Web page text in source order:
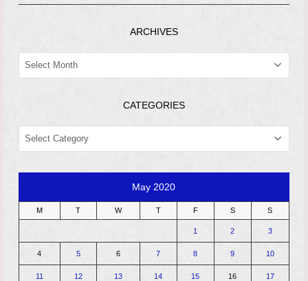
ARCHIVES
CATEGORIES
CATEGORIES
May 2020
M T W T F S S
1 2 3
4 5 6 7 8 9 10
11 12 13 14 15 16 17